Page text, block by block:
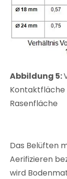
Abbildung 5:
Kontaktfläche
Rasenfläche
Das Belüften
Aerifizieren
wird